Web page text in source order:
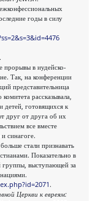
годы в силу
прорывы в иудейско-
Так, на конференции
представительница
рассказывала,
детей, готовящихся к
друг от друга об их
все вместе
синагоге.
стали признавать
Показательно в
группы, выступающей за
.
Церкви к евреям: